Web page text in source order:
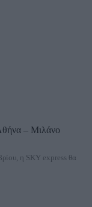
– Μιλάνο
η SKY express θα